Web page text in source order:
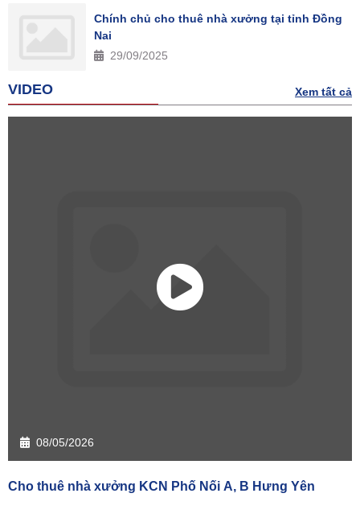
Chính chủ cho thuê nhà xưởng tại tỉnh Đồng
Nai
29/09/2025
VIDEO Xem tất cả
08/05/2026
Cho thuê nhà xưởng KCN Phố Nối A, B Hưng Yên